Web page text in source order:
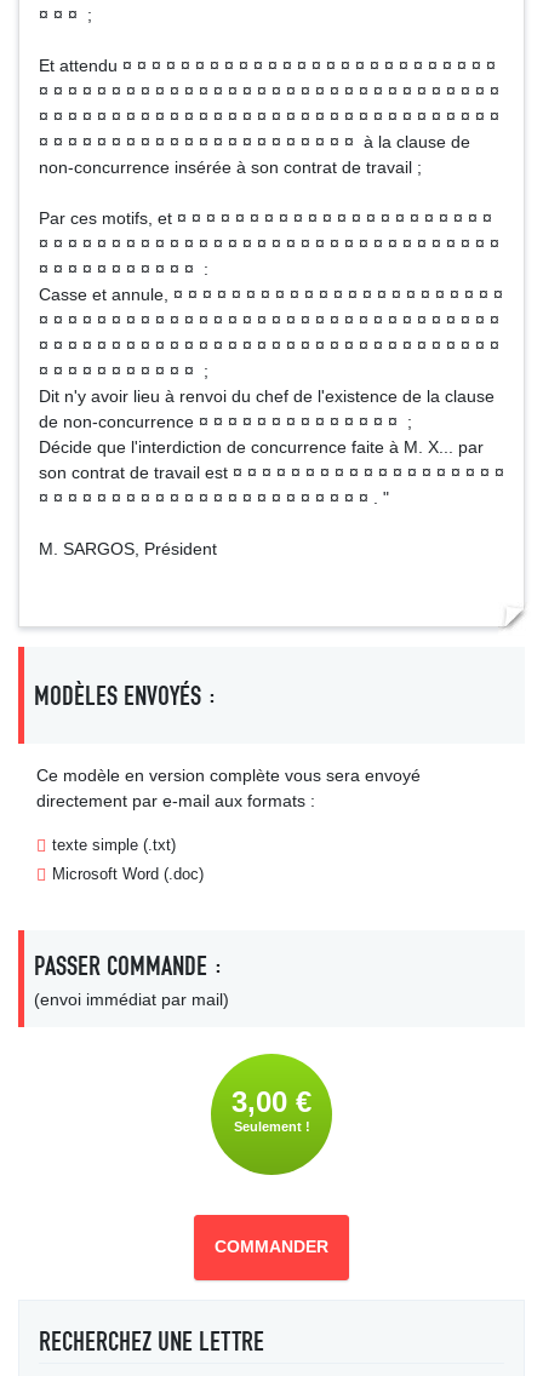
¤ ¤ ¤ ;
Et attendu ¤ ¤ ¤ ¤ ¤ ¤ ¤ ¤ ¤ ¤ ¤ ¤ ¤ ¤ ¤ ¤ ¤ ¤ ¤ ¤ ¤ ¤ ¤ ¤ ¤ ¤
¤ ¤ ¤ ¤ ¤ ¤ ¤ ¤ ¤ ¤ ¤ ¤ ¤ ¤ ¤ ¤ ¤ ¤ ¤ ¤ ¤ ¤ ¤ ¤ ¤ ¤ ¤ ¤ ¤ ¤ ¤ ¤
¤ ¤ ¤ ¤ ¤ ¤ ¤ ¤ ¤ ¤ ¤ ¤ ¤ ¤ ¤ ¤ ¤ ¤ ¤ ¤ ¤ ¤ ¤ ¤ ¤ ¤ ¤ ¤ ¤ ¤ ¤ ¤
¤ ¤ ¤ ¤ ¤ ¤ ¤ ¤ ¤ ¤ ¤ ¤ ¤ ¤ ¤ ¤ ¤ ¤ ¤ ¤ ¤ ¤ à la clause de
non-concurrence insérée à son contrat de travail ;
Par ces motifs, et ¤ ¤ ¤ ¤ ¤ ¤ ¤ ¤ ¤ ¤ ¤ ¤ ¤ ¤ ¤ ¤ ¤ ¤ ¤ ¤ ¤ ¤
¤ ¤ ¤ ¤ ¤ ¤ ¤ ¤ ¤ ¤ ¤ ¤ ¤ ¤ ¤ ¤ ¤ ¤ ¤ ¤ ¤ ¤ ¤ ¤ ¤ ¤ ¤ ¤ ¤ ¤ ¤ ¤
¤ ¤ ¤ ¤ ¤ ¤ ¤ ¤ ¤ ¤ ¤ :
Casse et annule, ¤ ¤ ¤ ¤ ¤ ¤ ¤ ¤ ¤ ¤ ¤ ¤ ¤ ¤ ¤ ¤ ¤ ¤ ¤ ¤ ¤ ¤ ¤
¤ ¤ ¤ ¤ ¤ ¤ ¤ ¤ ¤ ¤ ¤ ¤ ¤ ¤ ¤ ¤ ¤ ¤ ¤ ¤ ¤ ¤ ¤ ¤ ¤ ¤ ¤ ¤ ¤ ¤ ¤ ¤
¤ ¤ ¤ ¤ ¤ ¤ ¤ ¤ ¤ ¤ ¤ ¤ ¤ ¤ ¤ ¤ ¤ ¤ ¤ ¤ ¤ ¤ ¤ ¤ ¤ ¤ ¤ ¤ ¤ ¤ ¤ ¤
¤ ¤ ¤ ¤ ¤ ¤ ¤ ¤ ¤ ¤ ¤ ;
Dit n'y avoir lieu à renvoi du chef de l'existence de la clause
de non-concurrence ¤ ¤ ¤ ¤ ¤ ¤ ¤ ¤ ¤ ¤ ¤ ¤ ¤ ¤ ;
Décide que l'interdiction de concurrence faite à M. X... par
son contrat de travail est ¤ ¤ ¤ ¤ ¤ ¤ ¤ ¤ ¤ ¤ ¤ ¤ ¤ ¤ ¤ ¤ ¤ ¤ ¤
¤ ¤ ¤ ¤ ¤ ¤ ¤ ¤ ¤ ¤ ¤ ¤ ¤ ¤ ¤ ¤ ¤ ¤ ¤ ¤ ¤ ¤ ¤ . "
M. SARGOS, Président
MODÈLES ENVOYÉS :
Ce modèle en version complète vous sera envoyé
directement par e-mail aux formats :
texte simple (.txt)
Microsoft Word (.doc)
PASSER COMMANDE :
(envoi immédiat par mail)
3,00 €
Seulement !
COMMANDER
RECHERCHEZ UNE LETTRE